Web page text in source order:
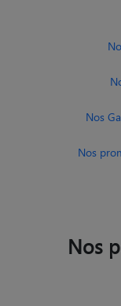
Nos
Nos
Nos